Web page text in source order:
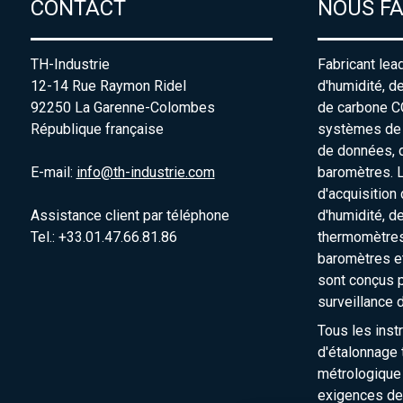
CONTACT
TH-Industrie
12-14 Rue Raymon Ridel
92250 La Garenne-Colombes
République française
E-mail: info@th-industrie.com
Assistance client par téléphone
Tel.: +33.01.47.66.81.86
NOUS
Fabricant
d'humidité,
de carbone
systèmes
de données,
baromètres.
d'acquisition
d'humidité,
baromètres
sont conçus
surveillance
Tous les
d'étalonnage
exigences